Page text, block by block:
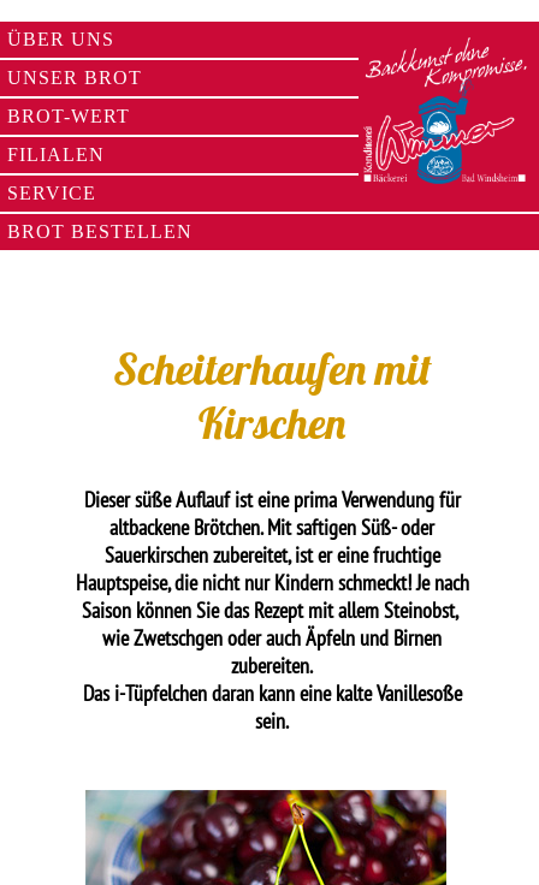
ÜBER UNS
UNSER BROT
BROT-WERT
FILIALEN
SERVICE
BROT BESTELLEN
Scheiterhaufen mit
Kirschen
Dieser süße Auflauf ist eine prima Verwendung für
altbackene Brötchen. Mit saftigen Süß- oder
Sauerkirschen zubereitet, ist er eine fruchtige
Hauptspeise, die nicht nur Kindern schmeckt! Je nach
Saison können Sie das Rezept mit allem Steinobst,
wie Zwetschgen oder auch Äpfeln und Birnen
zubereiten.
Das i-Tüpfelchen daran kann eine kalte Vanillesoße
sein.